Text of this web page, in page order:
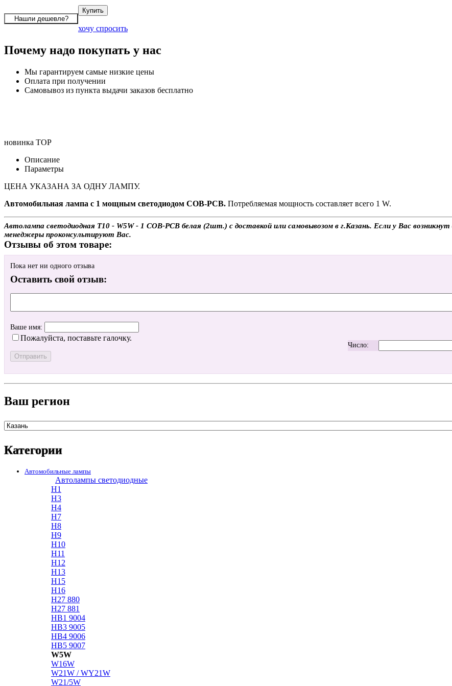
хочу спросить
Почему надо покупать у нас
Мы гарантируем самые низкие цены
Оплата при получении
Самовывоз из пункта выдачи заказов бесплатно
новинка TOP
Описание
Параметры
ЦЕНА УКАЗАНА ЗА ОДНУ ЛАМПУ.
Автомобильная лампа с 1 мощным светодиодом COB-PCB. Потребляемая мощность составляет всего 1 W.
Автолампа светодиодная T10 - W5W - 1 COB-PCB белая (2шт.) с доставкой или самовывозом в г.Казань. Если у Вас
менеджеры проконсультируют Вас.
Отзывы об этом товаре:
Пока нет ни одного отзыва
Оставить свой отзыв:
Ваше имя:
Пожалуйста, поставьте галочку.
Число:
Ваш регион
Категории
Автомобильные лампы
Автолампы светодиодные
H1
H3
H4
H7
H8
H9
H10
H11
H12
H13
H15
H16
H27 880
H27 881
HB1 9004
HB3 9005
HB4 9006
HB5 9007
W5W
W16W
W21W / WY21W
W21/5W